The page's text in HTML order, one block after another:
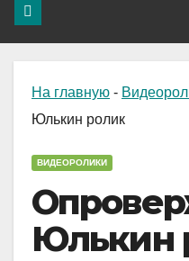
На главную -
Юлькин ролик
ВИДЕОРОЛИКИ
Юлькин